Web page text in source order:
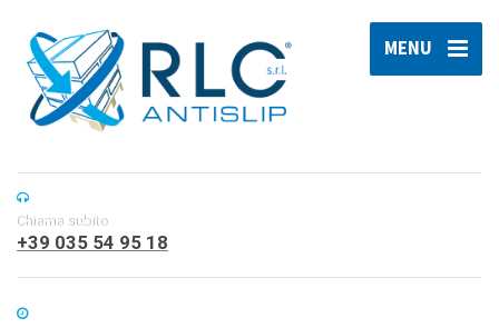
MENU
Chiama subito
+39 035 54 95 18